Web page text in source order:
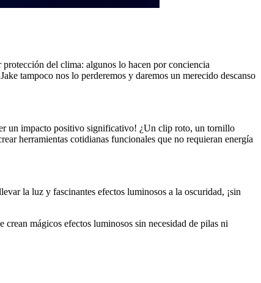
del clima: algunos lo hacen por conciencia
tampoco nos lo perderemos y daremos un merecido descanso
un impacto positivo significativo! ¿Un clip roto, un tornillo
herramientas cotidianas funcionales que no requieran energía
la luz y fascinantes efectos luminosos a la oscuridad, ¡sin
mágicos efectos luminosos sin necesidad de pilas ni